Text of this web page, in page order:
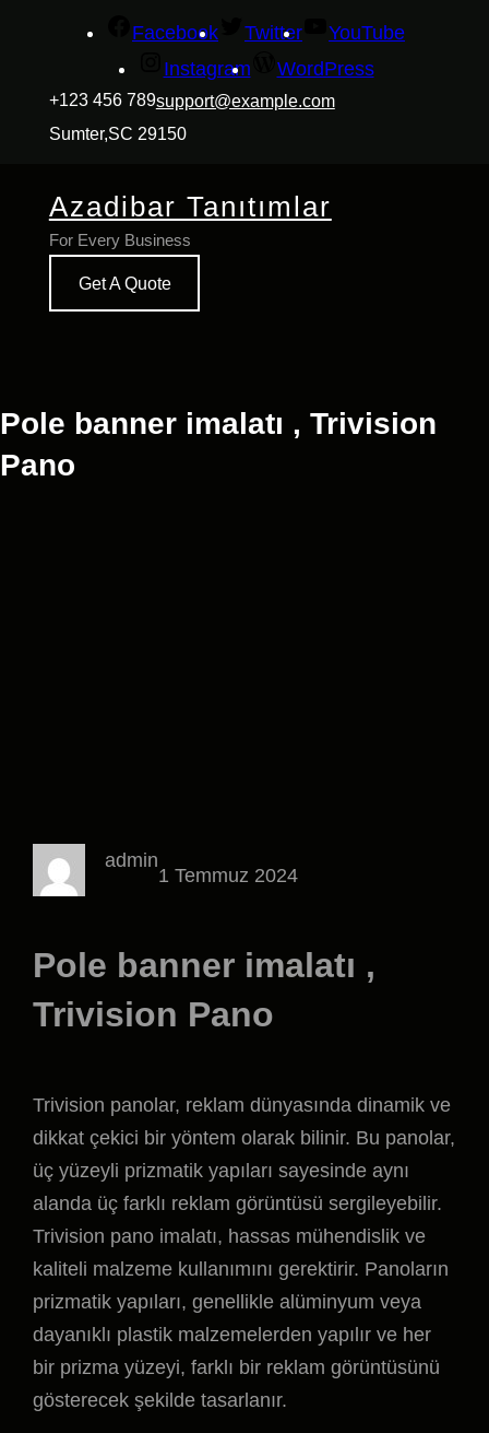
Facebook Twitter
YouTube
Instagram
WordPress
+123 456 789support@example.com
Sumter,SC 29150
Azadibar Tanıtımlar
For Every Business
Get A Quote
Pole banner imalatı , Trivision
Pano
admin
1 Temmuz 2024
Pole banner imalatı ,
Trivision Pano
Trivision panolar, reklam dünyasında dinamik ve
dikkat çekici bir yöntem olarak bilinir. Bu panolar,
üç yüzeyli prizmatik yapıları sayesinde aynı
alanda üç farklı reklam görüntüsü sergileyebilir.
Trivision pano imalatı, hassas mühendislik ve
kaliteli malzeme kullanımını gerektirir. Panoların
prizmatik yapıları, genellikle alüminyum veya
dayanıklı plastik malzemelerden yapılır ve her
bir prizma yüzeyi, farklı bir reklam görüntüsünü
gösterecek şekilde tasarlanır.